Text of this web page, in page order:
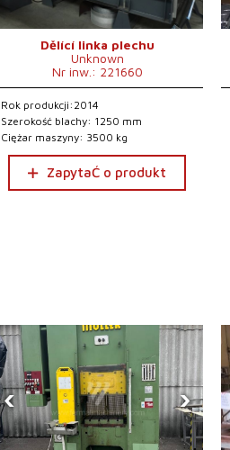
Dělící linka plechu
Unknown
Nr inw.: 221660
Rok produkcji:2014
Szerokość blachy: 1250 mm
Ciężar maszyny: 3500 kg
ZapytaĆ o produkt
‹ ›